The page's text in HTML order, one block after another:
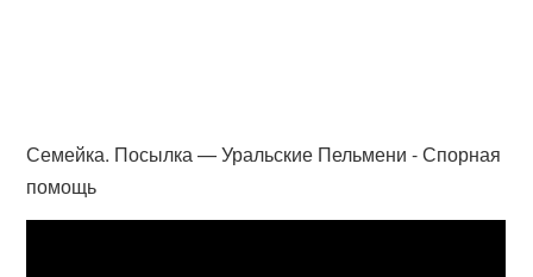
Семейка. Посылка — Уральские Пельмени - Спорная
помощь